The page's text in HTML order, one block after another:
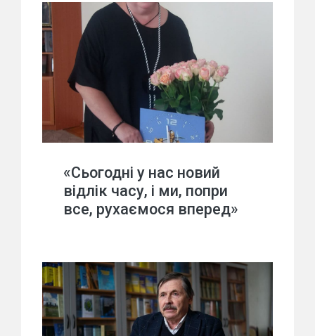
«Сьогодні у нас новий
відлік часу, і ми, попри
все, рухаємося вперед»